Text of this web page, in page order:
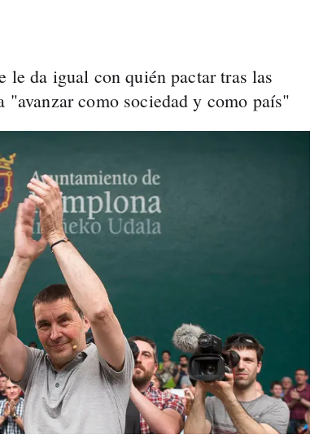
le da igual con quién pactar tras las
"avanzar como sociedad y como país"